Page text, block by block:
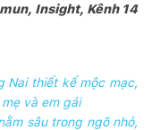
Insight, Kênh 14
Nai thiết kế mộc mạc,
và em gái
sâu trong ngõ nhỏ,